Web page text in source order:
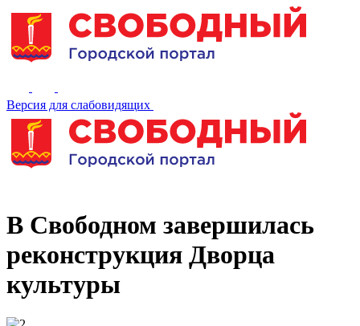
Версия для слабовидящих
В Свободном завершилась
реконструкция Дворца
культуры